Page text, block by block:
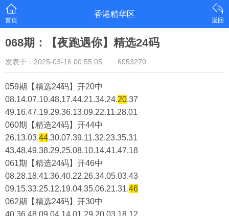
首页
香港精华区
返回
068期：【夜跑遇你】精选24码
发表于：2025-03-16 00:55:05 6053270
059期【精选24码】开20中
08.14.07.10.48.17.44.21.34.24.20.37
49.16.47.19.29.36.13.09.22.11.28.01
060期【精选24码】开44中
26.13.03.44.30.07.39.11.32.23.35.31
43.48.49.38.29.25.08.10.14.41.47.18
061期【精选24码】开46中
08.28.18.41.36.40.22.26.34.05.03.43
09.15.33.25.12.19.04.35.06.21.31.46
062期【精选24码】开30中
40.36.48.09.04.14.01.29.20.03.18.12